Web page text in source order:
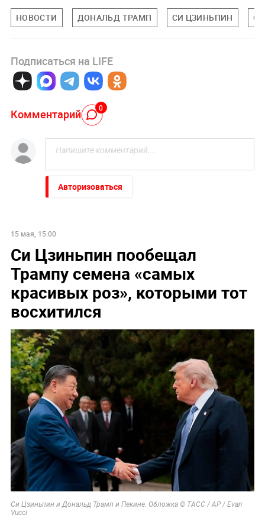
НОВОСТИ ДОНАЛЬД ТРАМП СИ ЦЗИНЬПИН
Подписаться на LIFE
Комментарий 0
Авторизоваться
15 мая, 15:00
Си Цзиньпин пообещал
Трампу семена «самых
красивых роз», которыми тот
восхитился
Си Цзиньпин и Дональд Трамп и Пекине. Обложка © ТАСС / AP / Evan
Vucci